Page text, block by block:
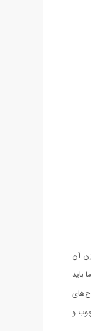
آن
باید
و